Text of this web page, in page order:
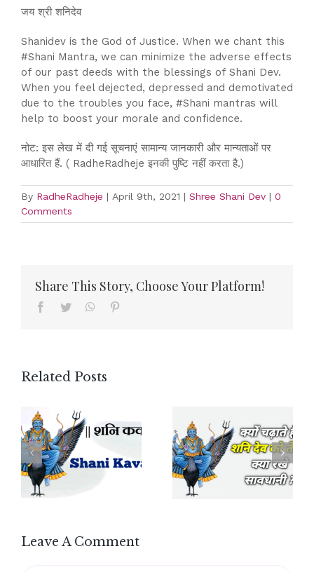
जय श्री शनिदेव
Shanidev is the God of Justice. When we chant this
#Shani Mantra, we can minimize the adverse effects
of our past deeds with the blessings of Shani Dev.
When you feel dejected, depressed and demotivated
due to the troubles you face, #Shani mantras will
help to boost your morale and confidence.
नोट: इस लेख में दी गई सूचनाएं सामान्य जानकारी और मान्यताओं पर
आधारित हैं. ( RadheRadheje इनकी पुष्टि नहीं करता है.)
By RadheRadheje | April 9th, 2021 | Shree Shani Dev | 0
Comments
Share This Story, Choose Your Platform!
Facebook
Twitter WhatsApp
Related Posts
Leave A Comment